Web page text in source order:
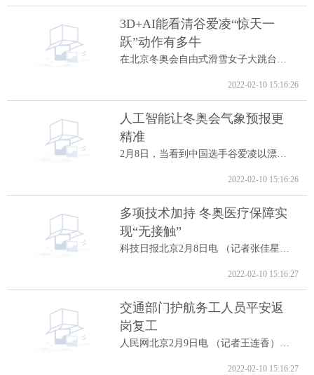
3D+AI能看清谷爱凌“惊天一
跃”动作有多牛
在北京冬奥会自由式滑雪女子大跳台决赛中...
2022-02-10 15:16:26
人工智能让冬奥会气象预报更
精准
2月8日，当看到中国选手谷爱凌以漂亮的高...
2022-02-10 15:16:26
多项技术加持 冬奥医疗保障实
现“无接触”
科技日报北京2月8日电 （记者张佳星）记...
2022-02-10 15:16:27
交通部门护航务工人员平安返
岗复工
人民网北京2月9日电 （记者王连香）记者...
2022-02-10 15:16:27